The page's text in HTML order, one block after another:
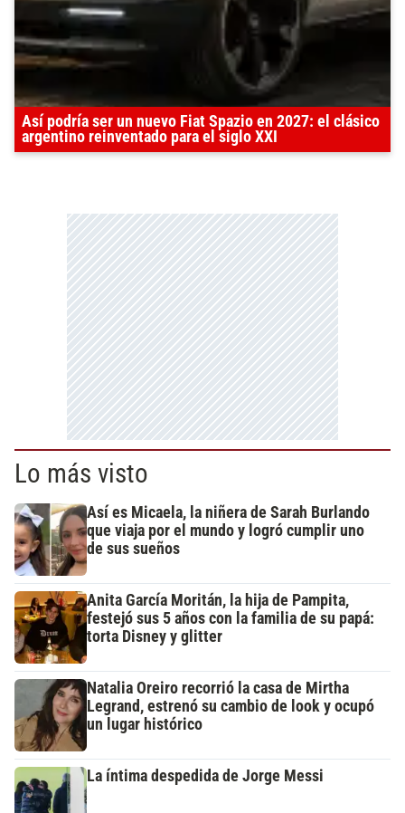
Así podría ser un nuevo Fiat Spazio en 2027: el clásico
argentino reinventado para el siglo XXI
Lo más visto
Así es Micaela, la niñera de Sarah Burlando
que viaja por el mundo y logró cumplir uno
de sus sueños
Anita García Moritán, la hija de Pampita,
festejó sus 5 años con la familia de su papá:
torta Disney y glitter
Natalia Oreiro recorrió la casa de Mirtha
Legrand, estrenó su cambio de look y ocupó
un lugar histórico
La íntima despedida de Jorge Messi